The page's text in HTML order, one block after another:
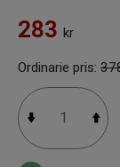
283 kr
Ordinarie pris: